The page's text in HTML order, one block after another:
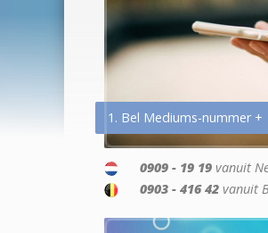
1. Bel Mediums-nummer +
0909 - 19 19 vanuit
0903 - 416 42 vanuit